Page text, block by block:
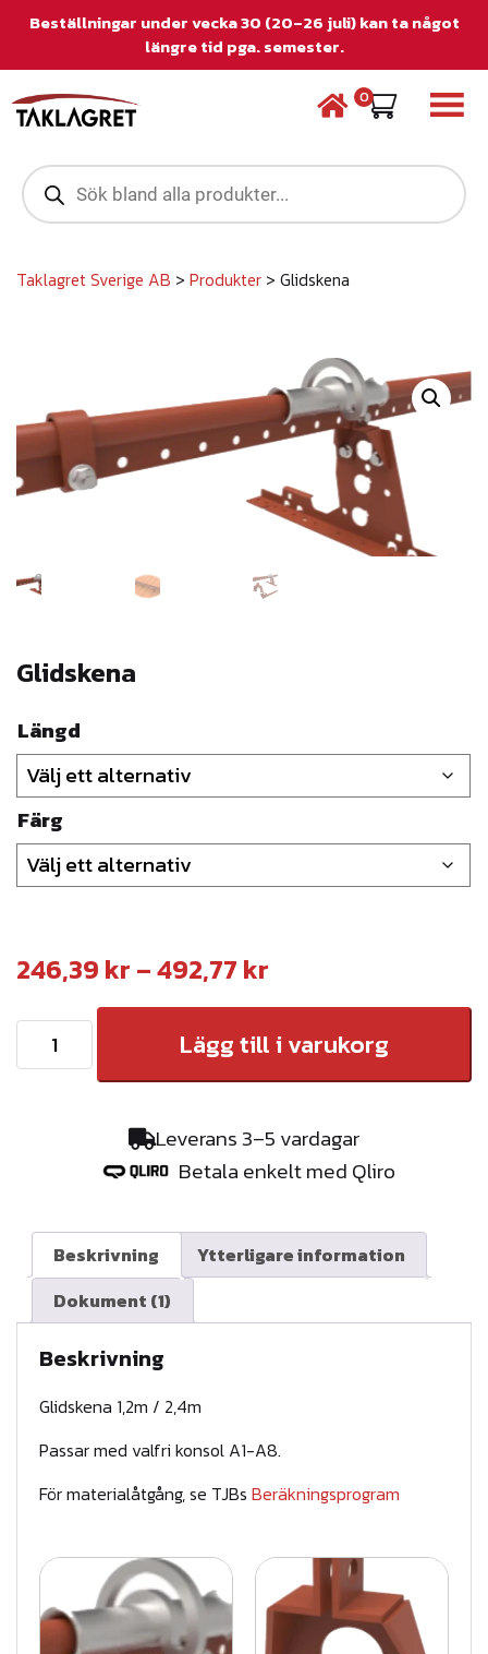
Beställningar under vecka 30 (20–26 juli) kan ta något
längre tid pga. semester.
0
P
r
o
c
c
h
Taklagret Sverige AB > Produkter > Glidskena
Glidskena
Längd
Färg
246,39 kr –492,77 kr
r
i
s
i
n
e
r
v
l
4
6
l
Lägg till i varukorg
Leverans 3–5 vardagar
Betala enkelt med Qliro
Beskrivning
Ytterligare information
Dokument (1)
Beskrivning
Glidskena 1,2m / 2,4m
Passar med valfri konsol A1-A8.
För materialåtgång, se TJBs Beräkningsprogram